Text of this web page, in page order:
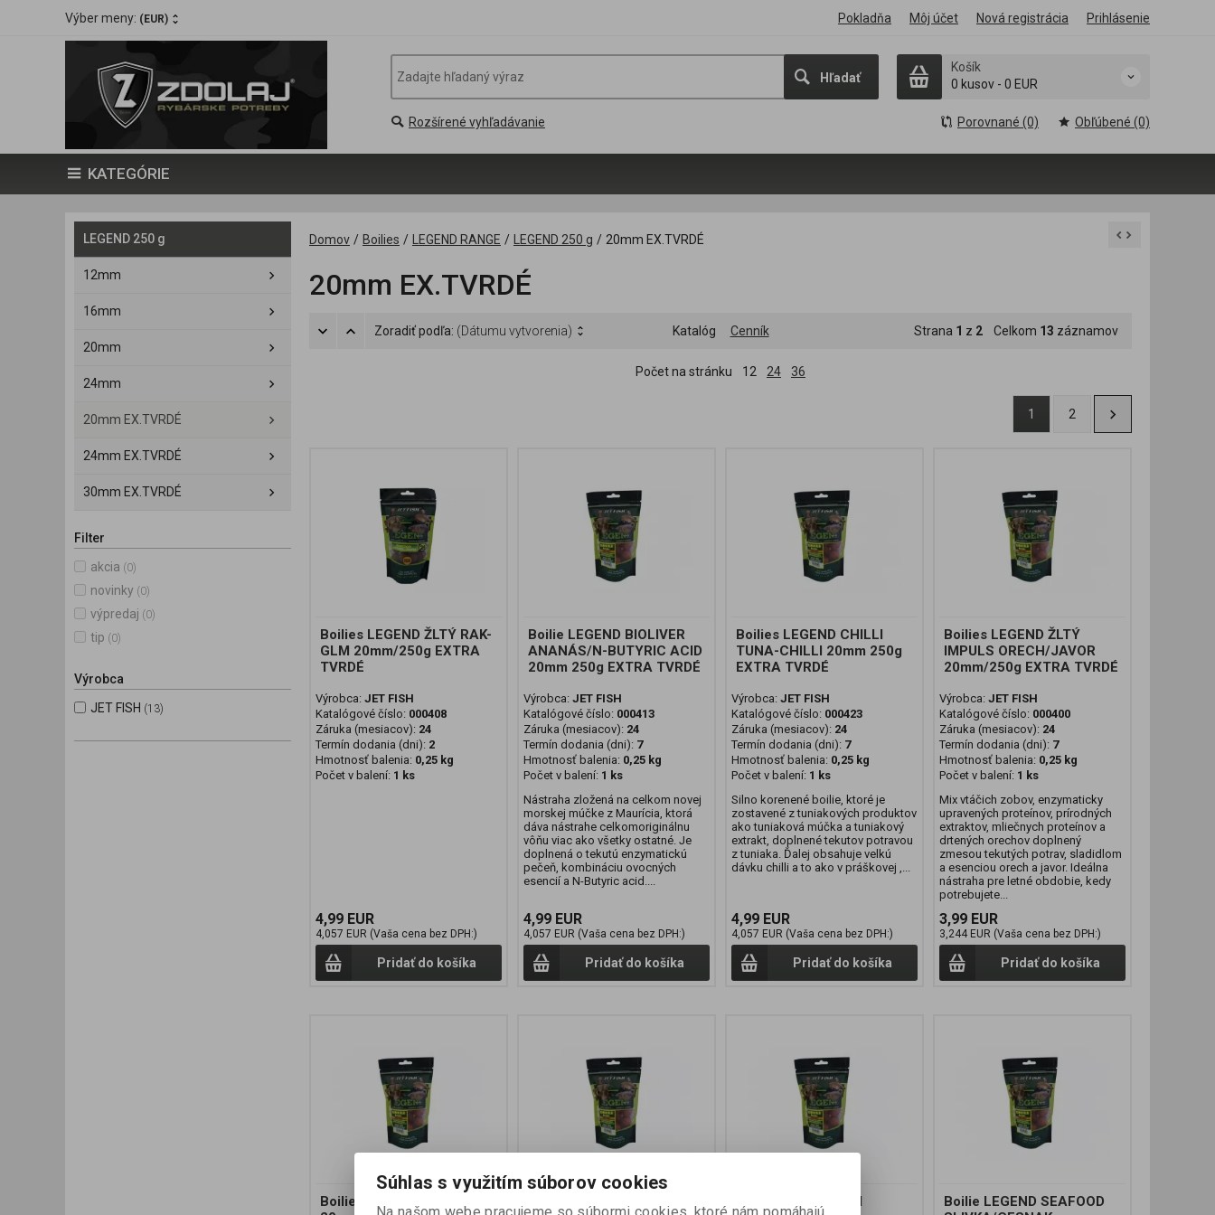
Výber meny: (EUR) Pokladňa Môj účet Nová registrácia Prihlásenie
Hľadať
Košík
0 kusov - 0 EUR
Rozšírené vyhľadávanie Porovnané (0) Obľúbené (0)
KATEGÓRIE
LEGEND 250 g
12mm
16mm
20mm
24mm
20mm EX.TVRDÉ
24mm EX.TVRDÉ
30mm EX.TVRDÉ
Filter
akcia (0)
novinky (0)
výpredaj (0)
tip (0)
Výrobca
JET FISH (13)
Domov / Boilies / LEGEND RANGE / LEGEND 250 g / 20mm EX.TVRDÉ
20mm EX.TVRDÉ
Zoradiť podľa: (Dátumu vytvorenia) Katalóg Cenník Strana 1 z 2 Celkom 13 záznamov
Počet na stránku 12 24 36
1 2
Boilies LEGEND ŽLTÝ RAK-
GLM 20mm/250g EXTRA
TVRDÉ
Výrobca: JET FISH
Katalógové číslo: 000408
Záruka (mesiacov): 24
Termín dodania (dni): 2
Hmotnosť balenia: 0,25 kg
Počet v balení: 1 ks
4,99 EUR
4,057 EUR (Vaša cena bez DPH:)
Pridať do košíka
Boilie LEGEND BIOLIVER
ANANÁS/N-BUTYRIC ACID
20mm 250g EXTRA TVRDÉ
Výrobca: JET FISH
Katalógové číslo: 000413
Záruka (mesiacov): 24
Termín dodania (dni): 7
Hmotnosť balenia: 0,25 kg
Počet v balení: 1 ks
Nástraha zložená na celkom novej
morskej múčke z Maurícia, ktorá
dáva nástrahe celkomoriginálnu
vôňu viac ako všetky ostatné. Je
doplnená o tekutú enzymatickú
pečeň, kombináciu ovocných
esencií a N-Butyric acid....
4,99 EUR
4,057 EUR (Vaša cena bez DPH:)
Pridať do košíka
Boilies LEGEND CHILLI
TUNA-CHILLI 20mm 250g
EXTRA TVRDÉ
Výrobca: JET FISH
Katalógové číslo: 000423
Záruka (mesiacov): 24
Termín dodania (dni): 7
Hmotnosť balenia: 0,25 kg
Počet v balení: 1 ks
Silno korenené boilie, ktoré je
zostavené z tuniakových produktov
ako tuniaková múčka a tuniakový
extrakt, doplnené tekutov potravou
z tuniaka. Ďalej obsahuje velkú
dávku chilli a to ako v práškovej ,...
4,99 EUR
4,057 EUR (Vaša cena bez DPH:)
Pridať do košíka
Boilies LEGEND ŽLTÝ
IMPULS ORECH/JAVOR
20mm/250g EXTRA TVRDÉ
Výrobca: JET FISH
Katalógové číslo: 000400
Záruka (mesiacov): 24
Termín dodania (dni): 7
Hmotnosť balenia: 0,25 kg
Počet v balení: 1 ks
Mix vtáčich zobov, enzymaticky
upravených proteínov, prírodných
extraktov, mliečnych proteínov a
drtených orechov doplnený
zmesou tekutých potrav, sladidlom
a esenciou orech a javor. Ideálna
nástraha pre letné obdobie, kedy
potrebujete...
3,99 EUR
3,244 EUR (Vaša cena bez DPH:)
Pridať do košíka
Boilies LEGEND BIOKRILL
Boilie LEGEND GLM
Boilie LEGEND SEAFOOD
Súhlas s využitím súborov cookies